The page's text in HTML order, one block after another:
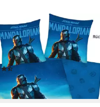
WARS
Star Wars,
mit tollem Motiv, The
(10)
€
- in 3-4 Werktagen bei dir